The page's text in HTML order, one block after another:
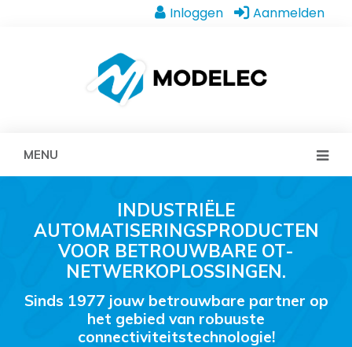
Inloggen Aanmelden
MENU
INDUSTRIËLE
AUTOMATISERINGSPRODUCTEN
VOOR BETROUWBARE OT-
NETWERKOPLOSSINGEN.
Sinds 1977 jouw betrouwbare partner op
het gebied van robuuste
connectiviteitstechnologie!